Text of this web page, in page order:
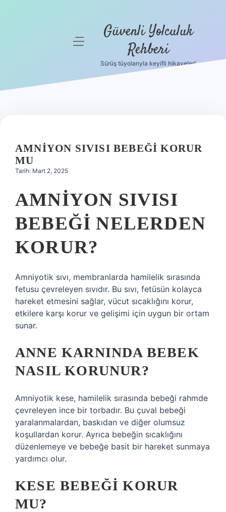
Hakkımızda
menüyü Güvenli Yolculuk
Rehberi
Sürüş tüyolarıyla keyifli hikayeler!
AMNIYON SIVISI BEBEĞI KORUR
MU
Tarih: Mart 2, 2025
AMNIYON SIVISI
BEBEĞI NELERDEN
KORUR?
Amniyotik sıvı, membranlarda hamilelik sırasında
fetusu çevreleyen sıvıdır. Bu sıvı, fetüsün kolayca
hareket etmesini sağlar, vücut sıcaklığını korur,
etkilere karşı korur ve gelişimi için uygun bir ortam
sunar.
ANNE KARNINDA BEBEK
NASIL KORUNUR?
Amniyotik kese, hamilelik sırasında bebeği rahmde
çevreleyen ince bir torbadır. Bu çuval bebeği
yaralanmalardan, baskıdan ve diğer olumsuz
koşullardan korur. Ayrıca bebeğin sıcaklığını
düzenlemeye ve bebeğe basit bir hareket sunmaya
yardımcı olur.
KESE BEBEĞI KORUR
MU?